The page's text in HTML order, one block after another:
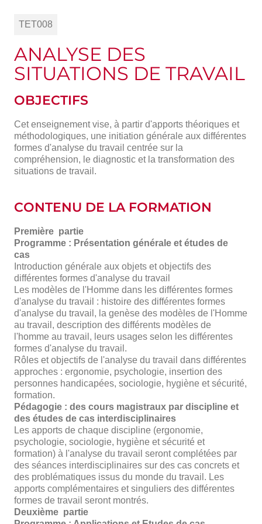
TET008
ANALYSE DES
SITUATIONS DE TRAVAIL
OBJECTIFS
Cet enseignement vise, à partir d'apports théoriques et
méthodologiques, une initiation générale aux différentes
formes d'analyse du travail centrée sur la
compréhension, le diagnostic et la transformation des
situations de travail.
CONTENU DE LA FORMATION
Première partie
Programme : Présentation générale et études de
cas
Introduction générale aux objets et objectifs des
différentes formes d'analyse du travail
Les modèles de l'Homme dans les différentes formes
d'analyse du travail : histoire des différentes formes
d'analyse du travail, la genèse des modèles de l'Homme
au travail, description des différents modèles de
l'homme au travail, leurs usages selon les différentes
formes d'analyse du travail.
Rôles et objectifs de l'analyse du travail dans différentes
approches : ergonomie, psychologie, insertion des
personnes handicapées, sociologie, hygiène et sécurité,
formation.
Pédagogie : des cours magistraux par discipline et
des études de cas interdisciplinaires
Les apports de chaque discipline (ergonomie,
psychologie, sociologie, hygiène et sécurité et
formation) à l'analyse du travail seront complétées par
des séances interdisciplinaires sur des cas concrets et
des problématiques issus du monde du travail. Les
apports complémentaires et singuliers des différentes
formes de travail seront montrés.
Deuxième partie